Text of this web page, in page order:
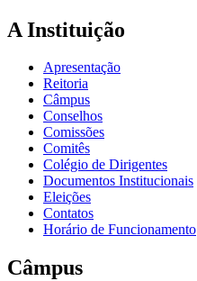
A Instituição
Apresentação
Reitoria
Câmpus
Conselhos
Comissões
Comitês
Colégio de Dirigentes
Documentos Institucionais
Eleições
Contatos
Horário de Funcionamento
Câmpus